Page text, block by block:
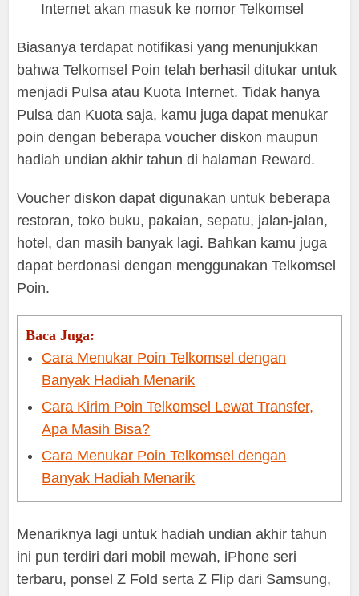
Internet akan masuk ke nomor Telkomsel
Biasanya terdapat notifikasi yang menunjukkan
bahwa Telkomsel Poin telah berhasil ditukar untuk
menjadi Pulsa atau Kuota Internet. Tidak hanya
Pulsa dan Kuota saja, kamu juga dapat menukar
poin dengan beberapa voucher diskon maupun
hadiah undian akhir tahun di halaman Reward.
Voucher diskon dapat digunakan untuk beberapa
restoran, toko buku, pakaian, sepatu, jalan-jalan,
hotel, dan masih banyak lagi. Bahkan kamu juga
dapat berdonasi dengan menggunakan Telkomsel
Poin.
Baca Juga:
Cara Menukar Poin Telkomsel dengan
Banyak Hadiah Menarik
Cara Kirim Poin Telkomsel Lewat Transfer,
Apa Masih Bisa?
Cara Menukar Poin Telkomsel dengan
Banyak Hadiah Menarik
Menariknya lagi untuk hadiah undian akhir tahun
ini pun terdiri dari mobil mewah, iPhone seri
terbaru, ponsel Z Fold serta Z Flip dari Samsung,